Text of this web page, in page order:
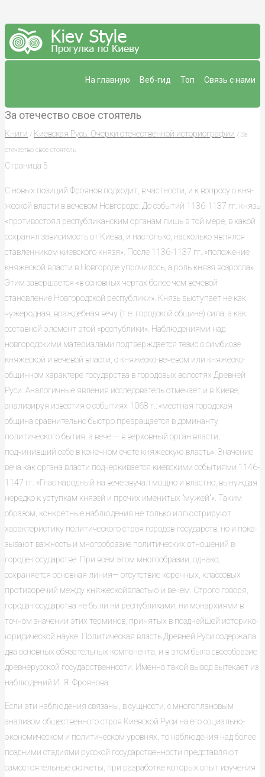
Связь с нами
Топ
Веб-гид
На главную
За отечество свое стоятель
Книги / Киевская Русь. Очерки отечественной историографии / За
отечество свое стоятель
Страница 5
С новых позиций Фроянов подходит, в частности, и к вопросу о кня­
жеской власти в вечевом Новгороде. До событий 1136-1137 гг. князь
«про­тивостоял республиканским органам лишь в той мере, в какой
сохранял за­висимость от Киева, и настолько, насколько являлся
ставленником киевско­го князя». После 1136-1137 гг. «положение
княжеской власти в Новгороде упрочилось, а роль князя возросла».
Этим завершается «в основных чертах более чем вечевой
становление Новгородской республики». Князь выступа­ет не как
чужеродная, враждебная вечу (т.е. городской общине) сила, а как
составной элемент этой «республики». Наблюдениями над
новгородскими материалами подтверждается тезис о симбиозе
княжеской и вечевой власти, о княжеско-вечевом или княжеско-
общинном характере государства в го­родовых волостях Древней
Руси. Аналогичные явления исследователь от­мечает и в Киеве,
анализируя известия о событиях 1068 г.: «местная город­ская
община сравнительно быстро превращается в доминанту
политическо­го бытия, а вече — в верховный орган власти,
подчинивший себе в конеч­ном счете княжескую власть». Значение
веча как органа власти подчеркива­ется киевскими событиями 1146-
1147 гг. «Глас народный на вече звучал мощно и властно, вынуждая
нередко к уступкам князей и прочих именитых "мужей"». Таким
образом, конкретные наблюдения не только иллюстри­руют
характеристику политического строя городов-государств, но и пока­
зывают важность и многообразие политических отношений в
городе-госу­дарстве. При всем этом многообразии, однако,
сохраняется основная ли­ния— отсутствие коренных, классовых
противоречий между княжескойвластью и вечем. Строго говоря,
города-государства не были ни республи­ками, ни монархиями в
точном значении этих терминов, принятых в позд­нейшей историко-
юридической науке. Политическая власть Древней Руси содержала
два основных обязательных компонента, и в этом было своеоб­разие
древнерусской государственности. Именно такой вывод вытекает из
наблюдений И. Я. Фроянова.
Если эти наблюдения связаны, в сущности, с многоплановым
анализом общественного строя Киевской Руси на его социально-
экономическом и политическом уровнях, то наблюдения над более
поздними стадиями рус­ской государственности представляют
самостоятельные сюжеты, при раз­работке которых опыт изучения